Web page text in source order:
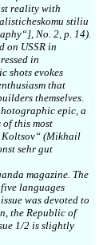
reality with
stiliu
No. 2, p. 14).
on USSR in
in
shots evokes
that
themselves.
epic, a
this most
Koltsov“ (Mikhail
sehr gut
magazine. The
languages
was devoted to
the Republic of
1/2 is slightly